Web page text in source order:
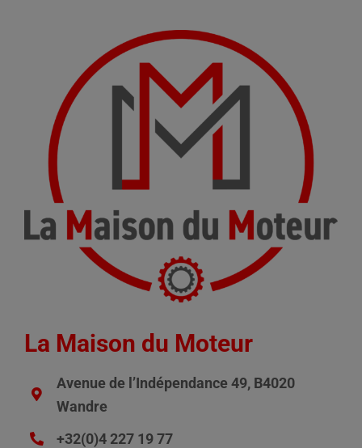
La Maison du Moteur
Avenue de l’Indépendance 49, B4020
Wandre
+32(0)4 227 19 77